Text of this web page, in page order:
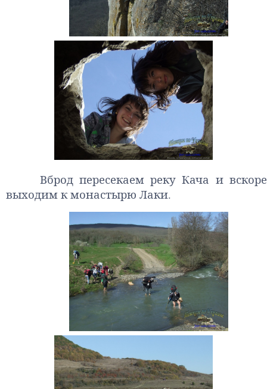
Вброд пересекаем реку Кача и вскоре
выходим к монастырю Лаки.